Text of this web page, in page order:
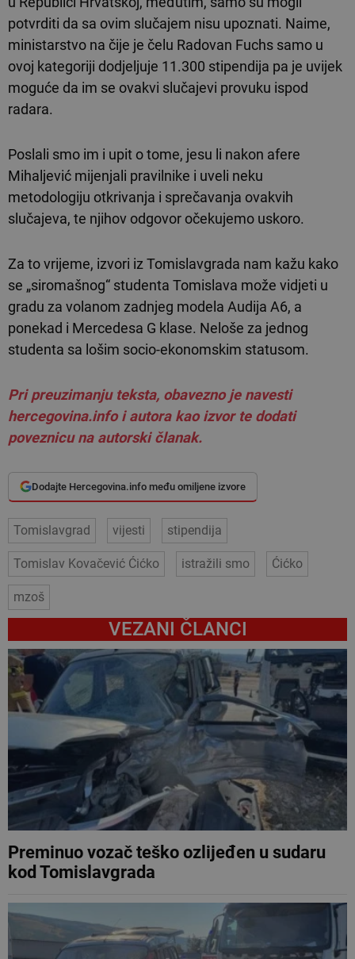
potvrditi da sa ovim slučajem nisu upoznati. Naime,
ministarstvo na čije je čelu Radovan Fuchs samo u
ovoj kategoriji dodjeljuje 11.300 stipendija pa je uvijek
moguće da im se ovakvi slučajevi provuku ispod
radara.
Poslali smo im i upit o tome, jesu li nakon afere
Mihaljević mijenjali pravilnike i uveli neku
metodologiju otkrivanja i sprečavanja ovakvih
slučajeva, te njihov odgovor očekujemo uskoro.
Za to vrijeme, izvori iz Tomislavgrada nam kažu kako
se „siromašnog“ studenta Tomislava može vidjeti u
gradu za volanom zadnjeg modela Audija A6, a
ponekad i Mercedesa G klase. Neloše za jednog
studenta sa lošim socio-ekonomskim statusom.
Pri preuzimanju teksta, obavezno je navesti
hercegovina.info i autora kao izvor te dodati
poveznicu na autorski članak.
Dodajte Hercegovina.info među omiljene izvore
Tomislavgrad vijesti stipendija
Tomislav Kovačević Ćićko istražili smo Ćićko
mzoš
VEZANI ČLANCI
Preminuo vozač teško ozlijeđen u sudaru
kod Tomislavgrada